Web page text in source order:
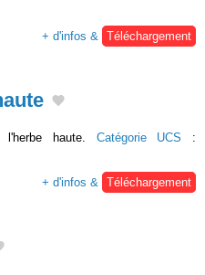
+ d'infos & Téléchargement
haute. Catégorie UCS :
+ d'infos &
Téléchargement